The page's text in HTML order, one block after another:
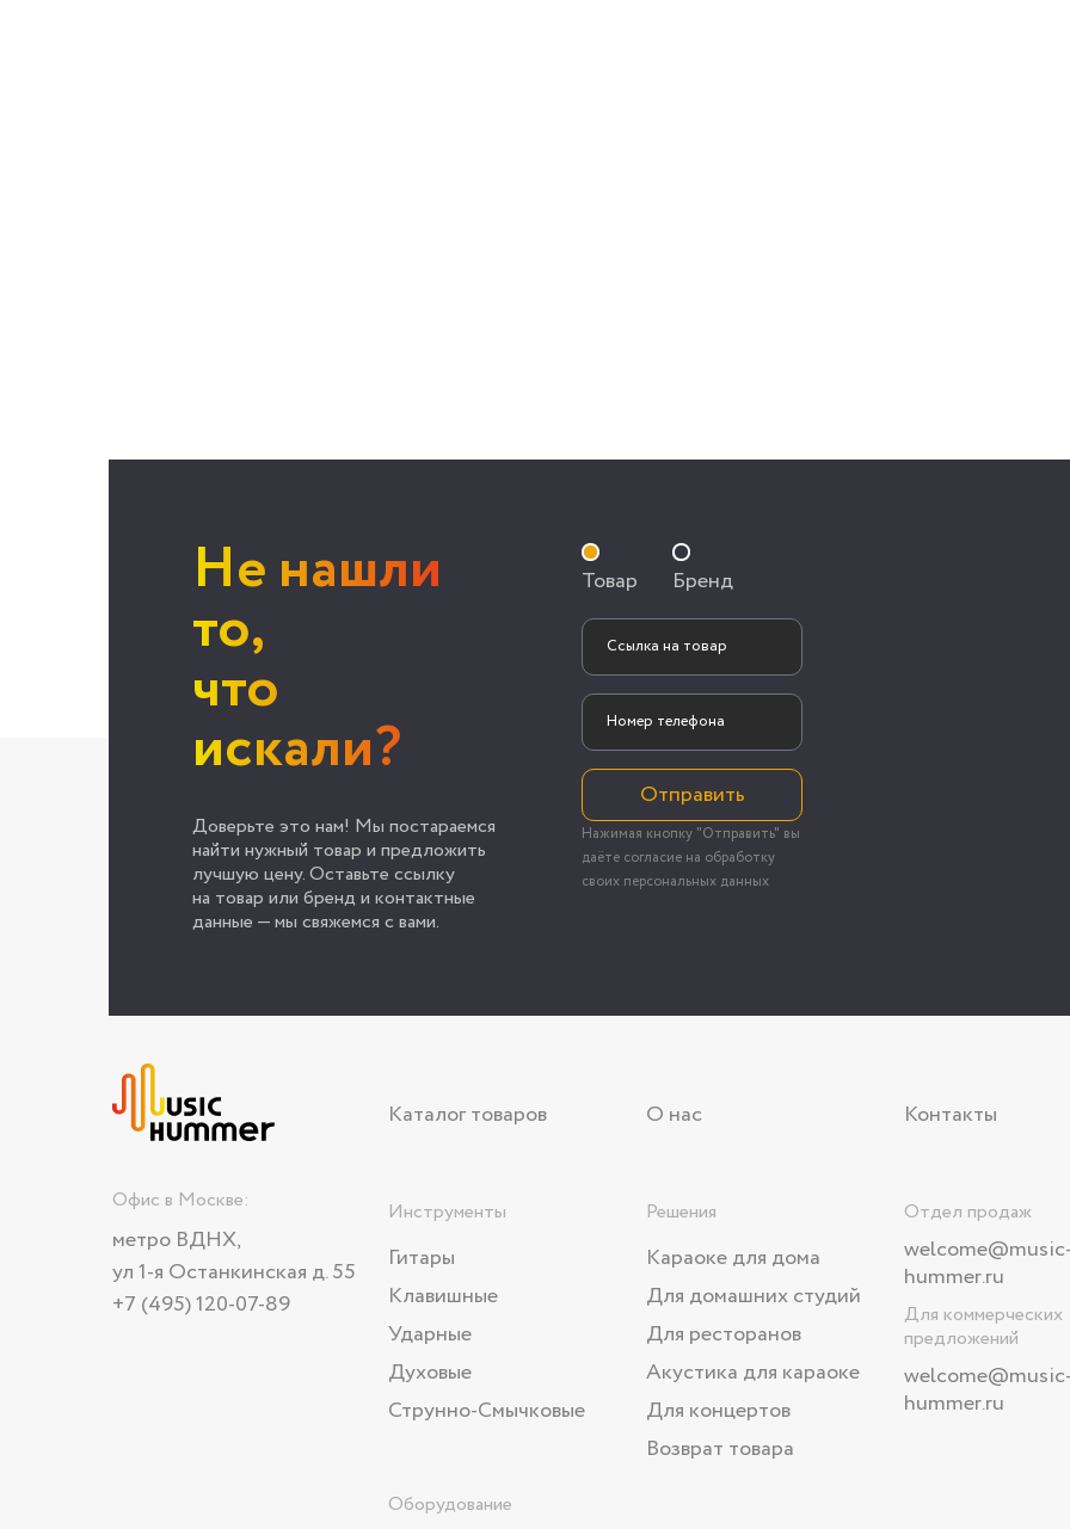
Не нашли
то,
что
искали?
Доверьте это нам! Мы постараемся
найти нужный товар и предложить
лучшую цену. Оставьте ссылку
на товар или бренд и контактные
данные — мы свяжемся с вами.
Товар Бренд
Отправить
Нажимая кнопку "Отправить" вы
даёте согласие на обработку
своих персональных данных
Каталог товаров О нас Контакты
Инструменты
Гитары
Клавишные
Ударные
Духовые
Струнно-Смычковые
Оборудование
Решения
Караоке для дома
Для домашних студий
Для ресторанов
Акустика для караоке
Для концертов
Возврат товара
Отдел продаж
welcome@music-
hummer.ru
Для коммерческих
предложений
welcome@music-
hummer.ru
Офис в Москве:
метро ВДНХ,
ул 1-я Останкинская д. 55
+7 (495) 120-07-89